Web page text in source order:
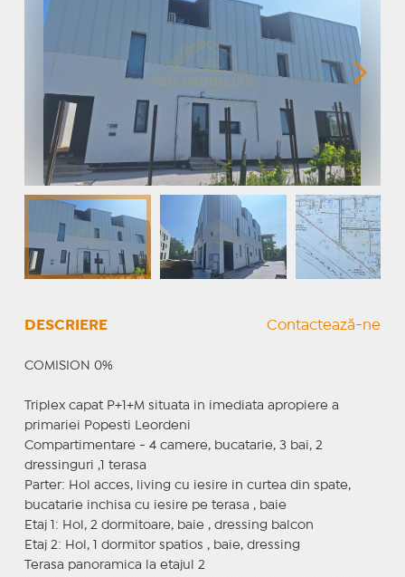
DESCRIERE Contactează-ne
COMISION 0%
Triplex capat P+1+M situata in imediata apropiere a
primariei Popesti Leordeni
Compartimentare - 4 camere, bucatarie, 3 bai, 2
dressinguri ,1 terasa
Parter: Hol acces, living cu iesire in curtea din spate,
bucatarie inchisa cu iesire pe terasa , baie
Etaj 1: Hol, 2 dormitoare, baie , dressing balcon
Etaj 2: Hol, 1 dormitor spatios , baie, dressing
Terasa panoramica la etajul 2